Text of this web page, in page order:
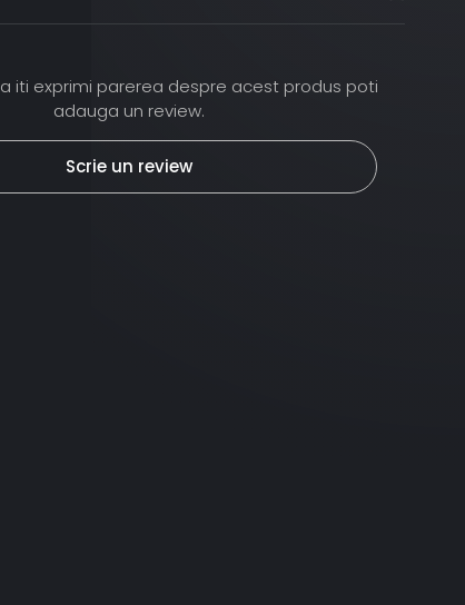
iti exprimi parerea despre acest produs poti
adauga un review.
Scrie un review